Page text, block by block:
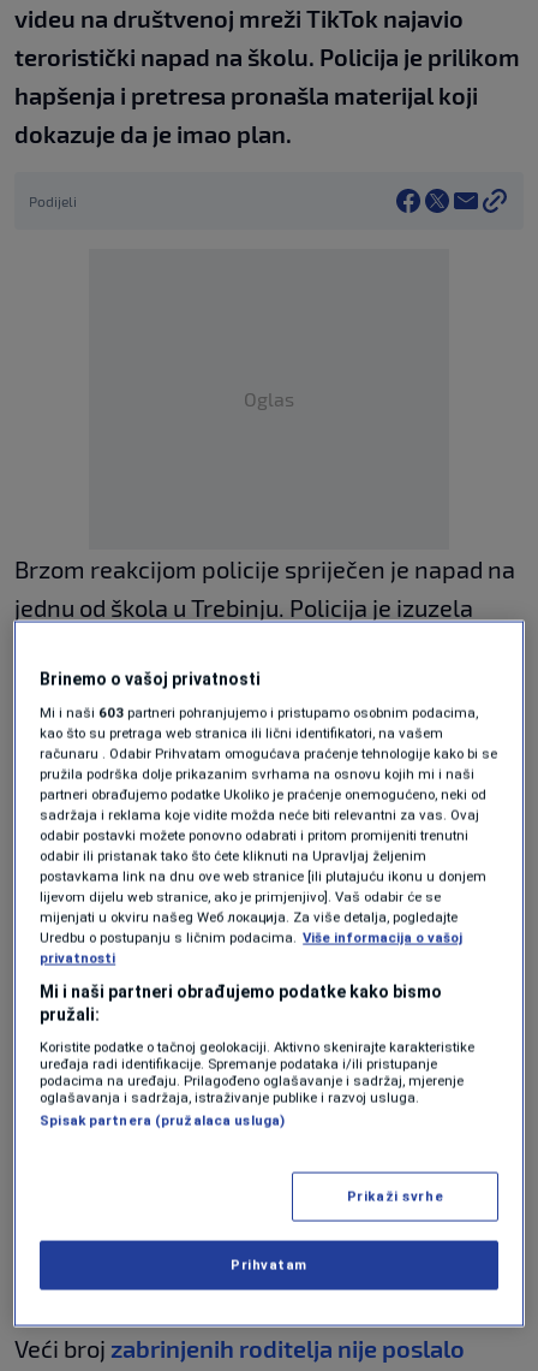
videu na društvenoj mreži TikTok najavio
teroristički napad na školu. Policija je prilikom
hapšenja i pretresa pronašla materijal koji
dokazuje da je imao plan.
Podijeli
Oglas
Brzom reakcijom policije spriječen je napad na
jednu od škola u Trebinju. Policija je izuzela
TikToku. Nezvanično, objavio je detaljan nacrt i
satnicu napada. Planirao je da ubije 12, a rani
23 ljudi.
policije su naveli da nije bilo realne
opasnosti, ali su upozorili roditelje da vode
računa o pristupu maloljetne djece društvenim
mrežama.
Policiju alarmirao
državljanin BiH iz Holandije
plan napada na TikToku.
Pored skice s detaljima napada, stajao je
Veći broj zabrinjenih roditelja nije poslalo
Brinemo o vašoj privatnosti
Mi i naši 603 partneri pohranjujemo i pristupamo osobnim podacima,
kao što su pretraga web stranica ili lični identifikatori, na vašem
računaru . Odabir Prihvatam omogućava praćenje tehnologije kako bi se
pružila podrška dolje prikazanim svrhama na osnovu kojih mi i naši
partneri obrađujemo podatke Ukoliko je praćenje onemogućeno, neki od
sadržaja i reklama koje vidite možda neće biti relevantni za vas. Ovaj
odabir postavki možete ponovno odabrati i pritom promijeniti trenutni
odabir ili pristanak tako što ćete kliknuti na Upravljaj željenim
postavkama link na dnu ove web stranice [ili plutajuću ikonu u donjem
lijevom dijelu web stranice, ako je primjenjivo]. Vaš odabir će se
mijenjati u okviru našeg Wеб локација. Za više detalja, pogledajte
Uredbu o postupanju s ličnim podacima. Više informacija o vašoj
privatnosti
Mi i naši partneri obrađujemo podatke kako bismo
pružali:
Koristite podatke o tačnoj geolokaciji. Aktivno skenirajte karakteristike
uređaja radi identifikacije. Spremanje podataka i/ili pristupanje
podacima na uređaju. Prilagođeno oglašavanje i sadržaj, mjerenje
oglašavanja i sadržaja, istraživanje publike i razvoj usluga.
Spisak partnera (pružalaca usluga)
Prikaži svrhe
Prihvatam